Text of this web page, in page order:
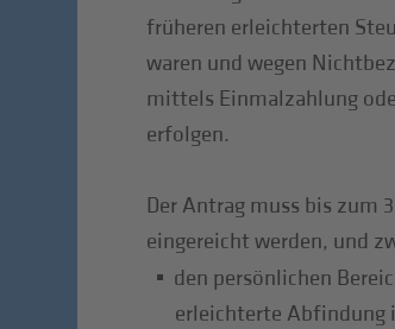
früheren erleichterten
waren und wegen
mittels Einmalzahlung
erfolgen.
Der Antrag muss bis zum
eingereicht werden, und
den persönlichen
erleichterte Abfindung